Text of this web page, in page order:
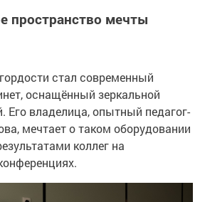
пространство мечты
стал современный
оснащённый зеркальной
Его владелица, опытный педагог-
мечтает о таком оборудовании
коллег на